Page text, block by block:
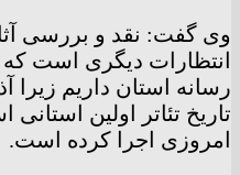
وی گفت: نقد و بررسی
انتظارات دیگری است
رسانه استان داریم زیرا
تاریخ تئاتر اولین
امروزی اجرا کرده است.